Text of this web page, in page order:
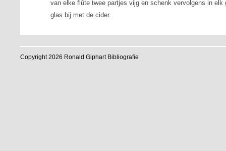
van elke flûte twee partjes vijg en schenk vervolgens in
glas bij met de cider.
Copyright 2026 Ronald Giphart Bibliografie